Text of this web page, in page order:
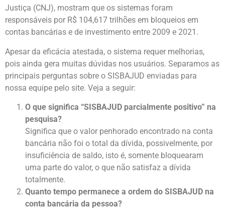
Justiça (CNJ), mostram que os sistemas foram
responsáveis por R$ 104,617 trilhões em bloqueios em
contas bancárias e de investimento entre 2009 e 2021.
Apesar da eficácia atestada, o sistema requer melhorias,
pois ainda gera muitas dúvidas nos usuários. Separamos as
principais perguntas sobre o SISBAJUD enviadas para
nossa equipe pelo site. Veja a seguir:
O que significa “SISBAJUD parcialmente positivo” na
pesquisa?
Significa que o valor penhorado encontrado na conta
bancária não foi o total da dívida, possivelmente, por
insuficiência de saldo, isto é, somente bloquearam
uma parte do valor, o que não satisfaz a dívida
totalmente.
Quanto tempo permanece a ordem do SISBAJUD na
conta bancária da pessoa?